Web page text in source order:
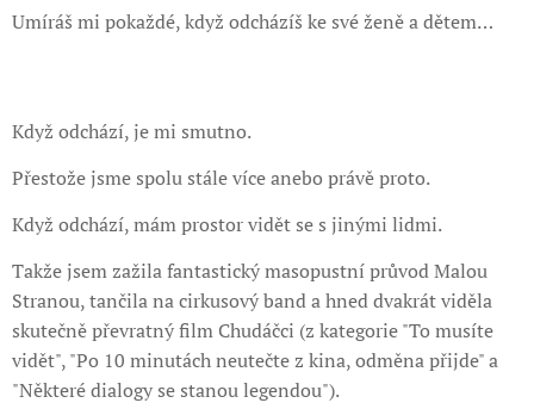
Umíráš mi pokaždé, když odcházíš ke své ženě a dětem…
Když odchází, je mi smutno.
Přestože jsme spolu stále více anebo právě proto.
Když odchází, mám prostor vidět se s jinými lidmi.
Takže jsem zažila fantastický masopustní průvod Malou
Stranou, tančila na cirkusový band a hned dvakrát viděla
skutečně převratný film Chudáčci (z kategorie "To musíte
vidět", "Po 10 minutách neutečte z kina, odměna přijde" a
"Některé dialogy se stanou legendou").